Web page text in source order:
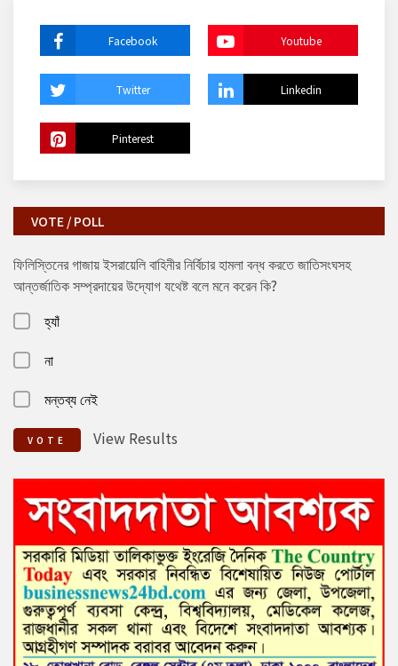
Facebook Youtube
Twitter Linkedin
Pinterest
VOTE / POLL
ফিলিস্তিনের গাজায় ইসরায়েলি বাহিনীর নির্বিচার হামলা বন্ধ করতে জাতিসংঘসহ
আন্তর্জাতিক সম্প্রদায়ের উদ্যোগ যথেষ্ট বলে মনে করেন কি?
হ্যাঁ
না
মন্তব্য নেই
VOTE View Results